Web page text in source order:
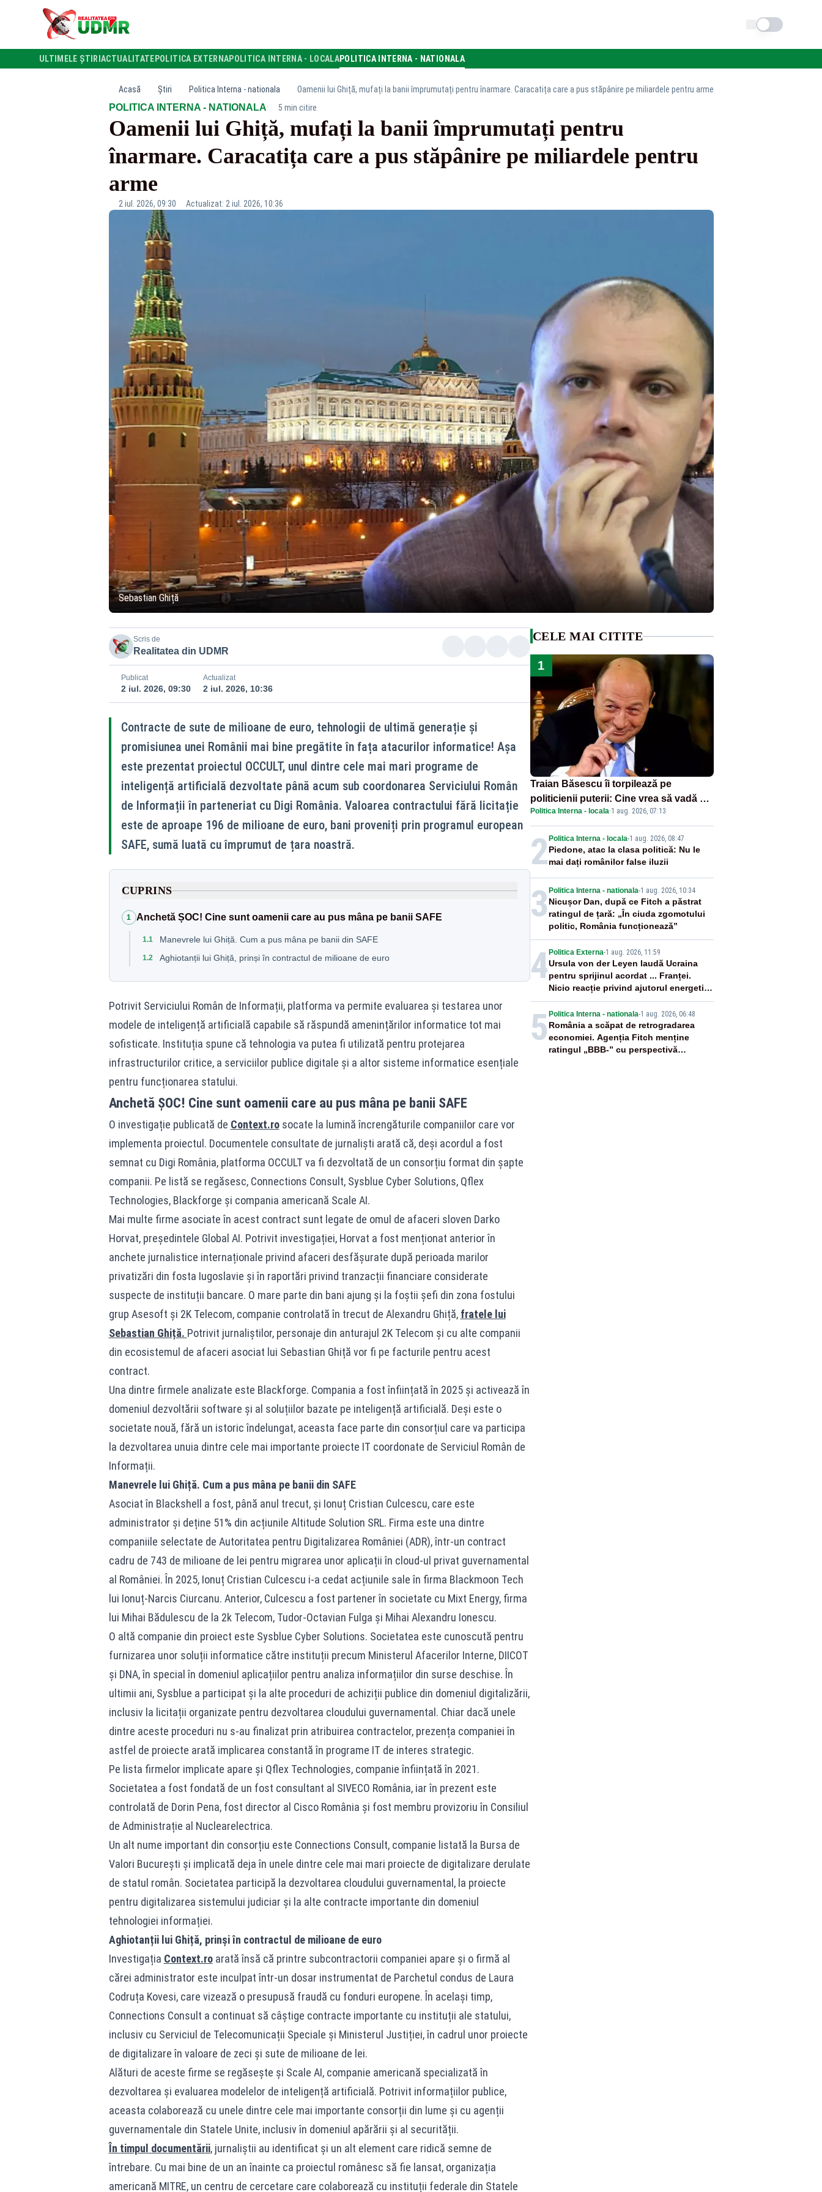
Schimba tema
ULTIMELE ȘTIRI ACTUALITATE POLITICA EXTERNAPOLITICA INTERNA - LOCALAPOLITICA INTERNA - NATIONALA
Acasă Știri Politica Interna - nationala Oamenii lui Ghiță, mufați la banii împrumutați pentru înarmare. Caracatița care a pus stăpânire pe miliardele pentru arme
POLITICA INTERNA - NATIONALA· 5 min citire
Oamenii lui Ghiță, mufați la banii împrumutați pentru
înarmare. Caracatița care a pus stăpânire pe miliardele pentru
arme
2 iul. 2026, 09:30 Actualizat: 2 iul. 2026, 10:36
Sebastian Ghiță
Scris de
Realitatea din UDMR
Publicat
2 iul. 2026, 09:30
Actualizat
2 iul. 2026, 10:36
Contracte de sute de milioane de euro, tehnologii de ultimă generație și
promisiunea unei Românii mai bine pregătite în fața atacurilor informatice! Așa
este prezentat proiectul OCCULT, unul dintre cele mai mari programe de
inteligență artificială dezvoltate până acum sub coordonarea Serviciului Român
de Informații în parteneriat cu Digi România. Valoarea contractului fără licitație
este de aproape 196 de milioane de euro, bani proveniți prin programul european
SAFE, sumă luată cu împrumut de țara noastră.
CUPRINS
1 Anchetă ȘOC! Cine sunt oamenii care au pus mâna pe banii SAFE
1.1 Manevrele lui Ghiță. Cum a pus mâna pe banii din SAFE
1.2 Aghiotanții lui Ghiță, prinși în contractul de milioane de euro
Potrivit Serviciului Român de Informații, platforma va permite evaluarea și testarea unor
modele de inteligență artificială capabile să răspundă amenințărilor informatice tot mai
sofisticate. Instituția spune că tehnologia va putea fi utilizată pentru protejarea
infrastructurilor critice, a serviciilor publice digitale și a altor sisteme informatice esențiale
pentru funcționarea statului.
Anchetă ȘOC! Cine sunt oamenii care au pus mâna pe banii SAFE
O investigație publicată de Context.rosocate la lumină încrengăturile companiilor care vor
implementa proiectul. Documentele consultate de jurnaliști arată că, deși acordul a fost
semnat cu Digi România, platforma OCCULT va fi dezvoltată de un consorțiu format din șapte
companii. Pe listă se regăsesc, Connections Consult, Sysblue Cyber Solutions, Qflex
Technologies, Blackforge și compania americană Scale AI.
Mai multe firme asociate în acest contract sunt legate de omul de afaceri sloven Darko
Horvat, președintele Global AI. Potrivit investigației, Horvat a fost menționat anterior în
anchete jurnalistice internaționale privind afaceri desfășurate după perioada marilor
privatizări din fosta Iugoslavie și în raportări privind tranzacții financiare considerate
suspecte de instituții bancare. O mare parte din bani ajung și la foștii șefi din zona fostului
grup Asesoft și 2K Telecom, companie controlată în trecut de Alexandru Ghiță, fratele lui
Sebastian Ghiță. Potrivit jurnaliștilor, personaje din anturajul 2K Telecom și cu alte companii
din ecosistemul de afaceri asociat lui Sebastian Ghiță vor fi pe facturile pentru acest
contract.
Una dintre firmele analizate este Blackforge. Compania a fost înființată în 2025 și activează în
domeniul dezvoltării software și al soluțiilor bazate pe inteligență artificială. Deși este o
societate nouă, fără un istoric îndelungat, aceasta face parte din consorțiul care va participa
la dezvoltarea unuia dintre cele mai importante proiecte IT coordonate de Serviciul Român de
Informații.
Manevrele lui Ghiță. Cum a pus mâna pe banii din SAFE
Asociat în Blackshell a fost, până anul trecut, și Ionuț Cristian Culcescu, care este
administrator și deține 51% din acțiunile Altitude Solution SRL. Firma este una dintre
companiile selectate de Autoritatea pentru Digitalizarea României (ADR), într-un contract
cadru de 743 de milioane de lei pentru migrarea unor aplicații în cloud-ul privat guvernamental
al României. În 2025, Ionuț Cristian Culcescu i-a cedat acțiunile sale în firma Blackmoon Tech
lui Ionuț-Narcis Ciurcanu. Anterior, Culcescu a fost partener în societate cu Mixt Energy, firma
lui Mihai Bădulescu de la 2k Telecom, Tudor-Octavian Fulga și Mihai Alexandru Ionescu.
O altă companie din proiect este Sysblue Cyber Solutions. Societatea este cunoscută pentru
furnizarea unor soluții informatice către instituții precum Ministerul Afacerilor Interne, DIICOT
și DNA, în special în domeniul aplicațiilor pentru analiza informațiilor din surse deschise. În
ultimii ani, Sysblue a participat și la alte proceduri de achiziții publice din domeniul digitalizării,
inclusiv la licitații organizate pentru dezvoltarea cloudului guvernamental. Chiar dacă unele
dintre aceste proceduri nu s-au finalizat prin atribuirea contractelor, prezența companiei în
astfel de proiecte arată implicarea constantă în programe IT de interes strategic.
Pe lista firmelor implicate apare și Qflex Technologies, companie înființată în 2021.
Societatea a fost fondată de un fost consultant al SIVECO România, iar în prezent este
controlată de Dorin Pena, fost director al Cisco România și fost membru provizoriu în Consiliul
de Administrație al Nuclearelectrica.
Un alt nume important din consorțiu este Connections Consult, companie listată la Bursa de
Valori București și implicată deja în unele dintre cele mai mari proiecte de digitalizare derulate
de statul român. Societatea participă la dezvoltarea cloudului guvernamental, la proiecte
pentru digitalizarea sistemului judiciar și la alte contracte importante din domeniul
tehnologiei informației.
Aghiotanții lui Ghiță, prinși în contractul de milioane de euro
Investigația Context.roarată însă că printre subcontractorii companiei apare și o firmă al
cărei administrator este inculpat într-un dosar instrumentat de Parchetul condus de Laura
Codruța Kovesi, care vizează o presupusă fraudă cu fonduri europene. În același timp,
Connections Consult a continuat să câștige contracte importante cu instituții ale statului,
inclusiv cu Serviciul de Telecomunicații Speciale și Ministerul Justiției, în cadrul unor proiecte
de digitalizare în valoare de zeci și sute de milioane de lei.
Alături de aceste firme se regăsește și Scale AI, companie americană specializată în
dezvoltarea și evaluarea modelelor de inteligență artificială. Potrivit informațiilor publice,
aceasta colaborează cu unele dintre cele mai importante consorții din lume și cu agenții
guvernamentale din Statele Unite, inclusiv în domeniul apărării și al securității.
În timpul documentării, jurnaliștii au identificat și un alt element care ridică semne de
întrebare. Cu mai bine de un an înainte ca proiectul românesc să fie lansat, organizația
americană MITRE, un centru de cercetare care colaborează cu instituții federale din Statele
CELE MAI CITITE
1
Traian Băsescu îi torpilează pe
politicienii puterii: Cine vrea să vadă ce
înseamnă să fii prost, se uită la
România
Politica Interna - locala·1 aug. 2026, 07:13
2 Politica Interna - locala-1 aug. 2026, 08:47
Piedone, atac la clasa politică: Nu le
mai dați românilor false iluzii
3 Politica Interna - nationala-1 aug. 2026, 10:34
Nicușor Dan, după ce Fitch a păstrat
ratingul de țară: „În ciuda zgomotului
politic, România funcționează”
4 Politica Externa-1 aug. 2026, 11:59
Ursula von der Leyen laudă Ucraina
pentru sprijinul acordat ... Franței.
Nicio reacție privind ajutorul energetic
promis României
5 Politica Interna - nationala-1 aug. 2026, 06:48
România a scăpat de retrogradarea
economiei. Agenția Fitch menține
ratingul „BBB-” cu perspectivă